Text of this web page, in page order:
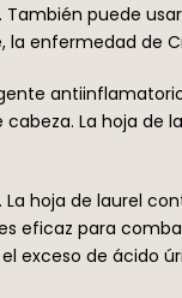
puede
la enfermedad de
La hoja
hoja de laurel
eficaz para
exceso de ácido